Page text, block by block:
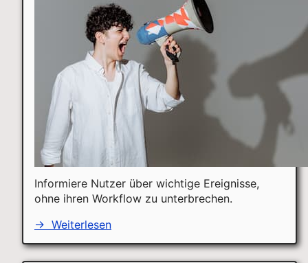
Informiere Nutzer über wichtige Ereignisse,
ohne ihren Workflow zu unterbrechen.
→ Weiterlesen